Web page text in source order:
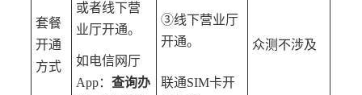
套餐
开通
方式
或者线下营
业厅开通。
如电信网厅
App：查询办
③线下营业厅
开通。
联通SIM卡开
众测不涉及